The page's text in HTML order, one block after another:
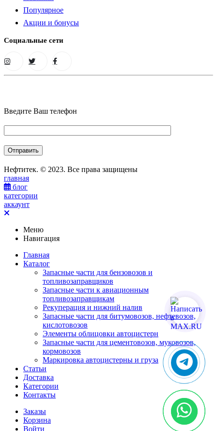
Популярное
Акции и бонусы
Социальные сети
Введите Ваш телефон
Нефтитек. © 2023. Все права защищены
главная
блог
категории
аккаунт
Меню
Навигация
Главная
Каталог
Запасные части для бензовозов и
топливозаправщиков
Запасные части к авиационным
топливозаправщикам
Рекуперация и нижний налив
Запасные части для битумовозов, нефтевозов,
кислотовозов
Элементы облицовки автоцистерн
Запасные части для цементовозов, муковозов,
кормовозов
Маркировка автоцистерны и груза
Статьи
Доставка
Категории
Контакты
Заказы
Корзина
Войти